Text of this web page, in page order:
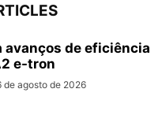
avanços de eficiência
e-tron
de agosto de 2026